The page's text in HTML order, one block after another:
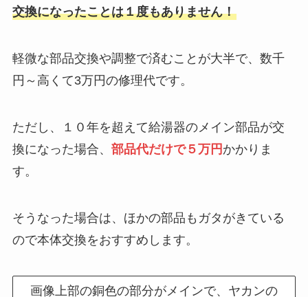
交換になったことは１度もありません！
軽微な部品交換や調整で済むことが大半で、数千
円～高くて3万円の修理代です。
ただし、１０年を超えて給湯器のメイン部品が交
換になった場合、 部品代だけで５万円 かかりま
す。
そうなった場合は、ほかの部品もガタがきている
ので本体交換をおすすめします。
画像上部の銅色の部分がメインで、ヤカンの